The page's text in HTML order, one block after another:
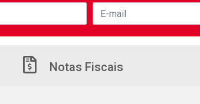
Notas Fiscais